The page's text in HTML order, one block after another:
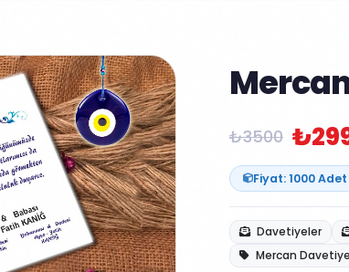
₺3500
Fiyat: 1000
Davetiyeler
Mercan Davetiye